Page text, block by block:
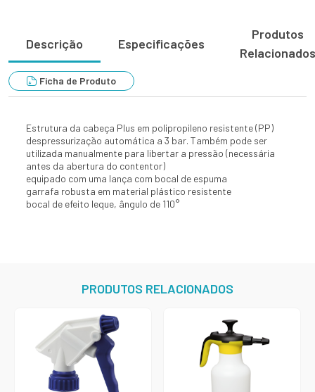
Descrição Especificações
Produtos
Relacionados
Ficha de Produto
Estrutura da cabeça Plus em polipropileno resistente (PP)
despressurização automática a 3 bar. Também pode ser
utilizada manualmente para libertar a pressão (necessária
antes da abertura do contentor)
equipado com uma lança com bocal de espuma
garrafa robusta em material plástico resistente
bocal de efeito leque, ângulo de 110°
PRODUTOS RELACIONADOS